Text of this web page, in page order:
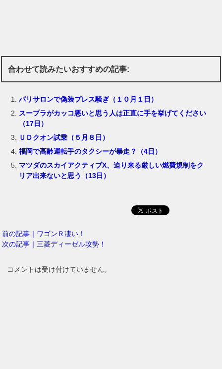
合わせて読みたいおすすめの記事:
パリサロンで偽装プレス騒ぎ（１０月１日）
スープラがカッコ悪いと思う人は正直に手を挙げてください
（17日）
ＵＤクオン試乗（５月８日）
福岡で高齢運転手のタクシーが暴走？（4日）
マツダのスカイアクティブX、迫り来る厳しい燃費規制をク
リア出来ないと思う（13日）
前の記事｜ワゴンＲ凄い！
次の記事｜三菱ディーゼル攻勢！
コメントは受け付けていません。